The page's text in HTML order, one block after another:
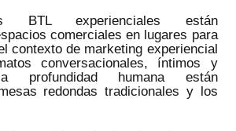
BTL experienciales están
comerciales en lugares para
contexto de marketing experiencial
conversacionales, íntimos y
profundidad humana están
redondas tradicionales y los